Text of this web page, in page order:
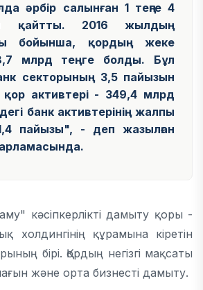
әрбір салынған 1 теңге 4
қайтты. 2016 жылдың
бойынша, қордың жеке
млрд теңге болды. Бұл
секторының 3,5 пайызын
активтері - 349,4 млрд
банк активтерінің жалпы
пайызы", - деп жазылған
кәсіпкерлікті дамыту қоры -
холдингінің құрамына кіретін
бірі. Қордың негізгі мақсаты
және орта бизнесті дамыту.